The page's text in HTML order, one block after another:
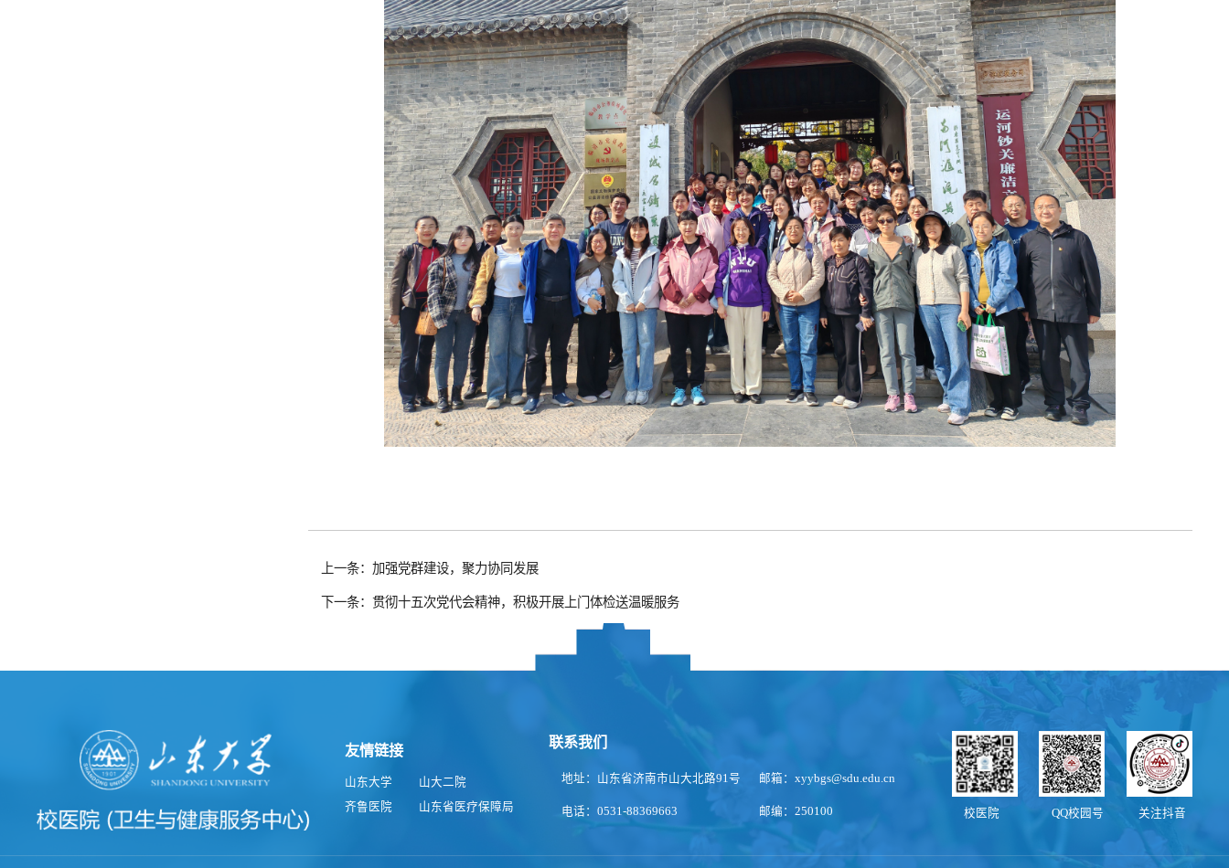
上一条：加强党群建设，聚力协同发展
下一条：贯彻十五次党代会精神，积极开展上门体检送温暖服务
友情链接
山东大学
山大二院
齐鲁医院
山东省医疗保障局
联系我们
地址：山东省济南市山大北路91号 邮箱：xyybgs@sdu.edu.cn
电话：0531-88369663 邮编：250100 校医院 QQ校园号 关注抖音